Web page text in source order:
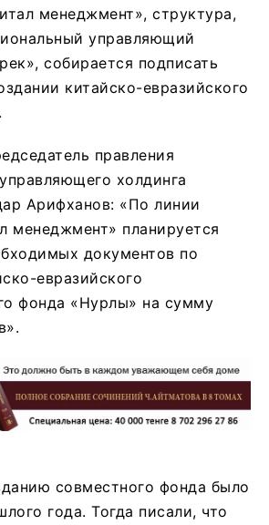
менеджмент», структура,
управляющий
собирается подписать
китайско-евразийского
правления
холдинга
Арифханов: «По линии
менеджмент» планируется
документов по
евразийского
фонда «Нурлы» на сумму
совместного фонда было
года. Тогда писали, что